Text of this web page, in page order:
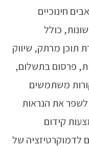
חינוכיים
כולל
תוכן מרתק, שיווק
פרסום בתשלום,
משתמשים
לשפר את הנראות
קידום
לדמוקרטיזציה של